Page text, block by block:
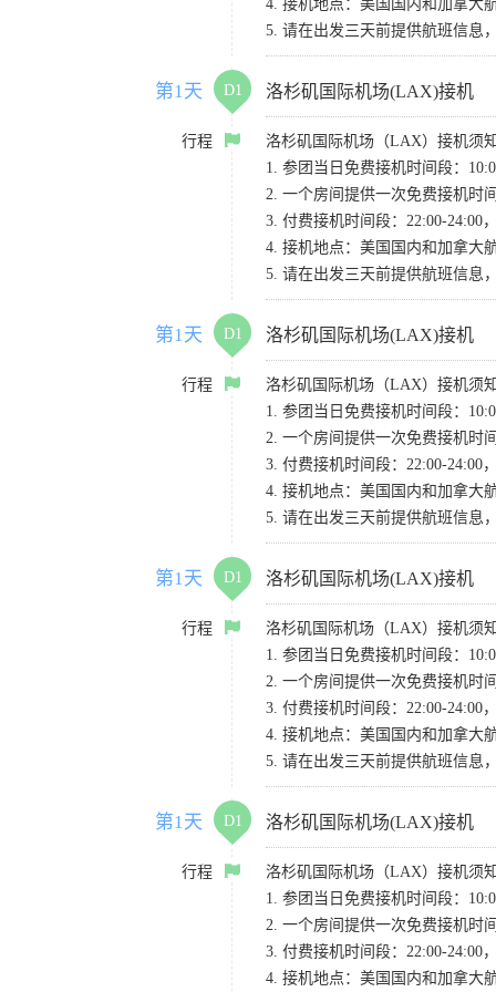
4. 接机地点：美国国内和加拿大
5. 请在出发三天前提供航班信息
第1天 D1 洛杉矶国际机场(LAX)接机
行程
洛杉矶国际机场（LAX）接机须
1. 参团当日免费接机时间段：
2. 一个房间提供一次免费接机时
3. 付费接机时间段：22:00-24:00
4. 接机地点：美国国内和加拿大
5. 请在出发三天前提供航班信息
第1天 D1 洛杉矶国际机场(LAX)接机
行程
洛杉矶国际机场（LAX）接机须
1. 参团当日免费接机时间段：
2. 一个房间提供一次免费接机时
3. 付费接机时间段：22:00-24:00
4. 接机地点：美国国内和加拿大
5. 请在出发三天前提供航班信息
第1天 D1 洛杉矶国际机场(LAX)接机
行程
洛杉矶国际机场（LAX）接机须
1. 参团当日免费接机时间段：
2. 一个房间提供一次免费接机时
3. 付费接机时间段：22:00-24:00
4. 接机地点：美国国内和加拿大
5. 请在出发三天前提供航班信息
第1天 D1 洛杉矶国际机场(LAX)接机
行程
洛杉矶国际机场（LAX）接机须
1. 参团当日免费接机时间段：
2. 一个房间提供一次免费接机时
3. 付费接机时间段：22:00-24:00
4. 接机地点：美国国内和加拿大